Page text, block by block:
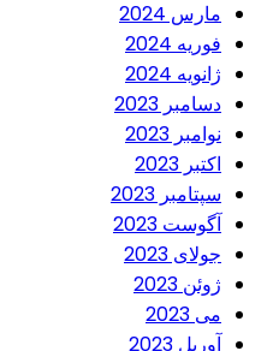
مارس 2024
فوریه 2024
ژانویه 2024
دسامبر 2023
نوامبر 2023
اکتبر 2023
سپتامبر 2023
آگوست 2023
جولای 2023
ژوئن 2023
می 2023
آوریل 2023